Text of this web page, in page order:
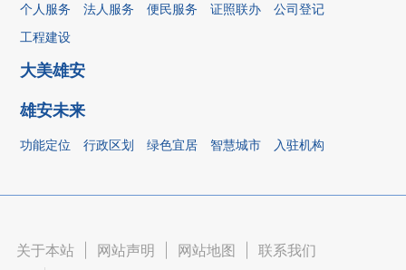
个人服务 法人服务 便民服务 证照联办
公司登记
工程建设
大美雄安
雄安未来
功能定位 行政区划 绿色宜居 智慧城市 入驻机构
关于本站 网站声明 网站地图 联系我们